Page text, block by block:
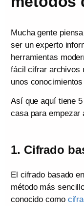
Mucha gente
ser un experto
herramientas
fácil cifrar archivos
unos
Así que aquí tiene
casa para
1. Cifrado
El cifrado basado
método más
conocido como